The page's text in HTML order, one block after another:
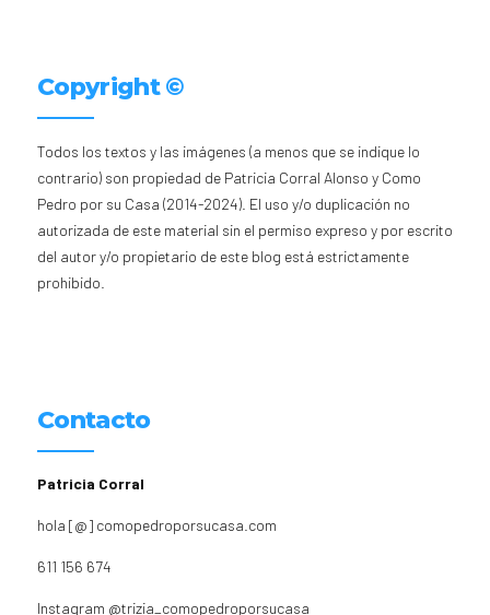
Copyright ©
Todos los textos y las imágenes (a menos que se indique lo
contrario) son propiedad de Patricia Corral Alonso y Como
Pedro por su Casa (2014-2024). El uso y/o duplicación no
autorizada de este material sin el permiso expreso y por escrito
del autor y/o propietario de este blog está estrictamente
prohibido.
Contacto
Patricia Corral
hola [@] comopedroporsucasa.com
611 156 674
Instagram @trizia_comopedroporsucasa